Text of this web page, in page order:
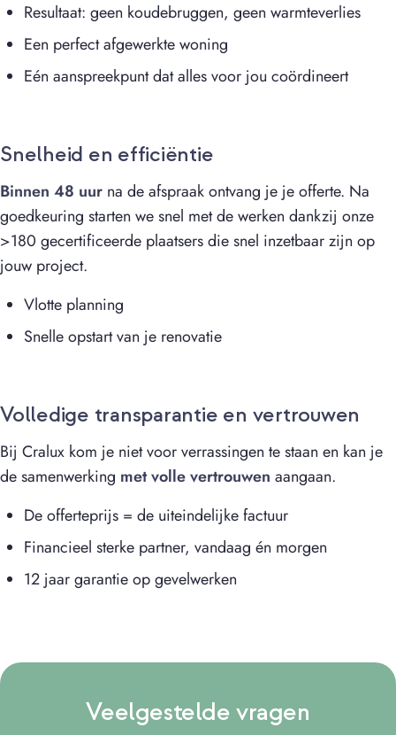
Resultaat: geen koudebruggen, geen warmteverlies
Een perfect afgewerkte woning
Eén aanspreekpunt dat alles voor jou coördineert
Snelheid en efficiëntie
Binnen 48 uur na de afspraak ontvang je je offerte. Na
goedkeuring starten we snel met de werken dankzij onze
>180 gecertificeerde plaatsers die snel inzetbaar zijn op
jouw project.
Vlotte planning
Snelle opstart van je renovatie
Volledige transparantie en vertrouwen
Bij Cralux kom je niet voor verrassingen te staan en kan je
de samenwerking met volle vertrouwen aangaan.
De offerteprijs = de uiteindelijke factuur
Financieel sterke partner, vandaag én morgen
12 jaar garantie op gevelwerken
Veelgestelde vragen